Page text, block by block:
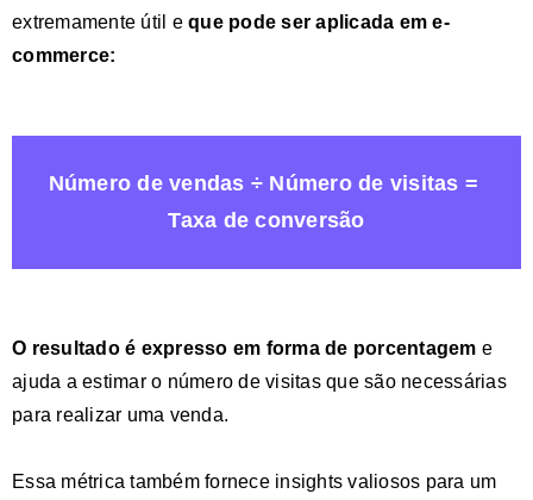
extremamente útil e que pode ser aplicada em e-
commerce:
Número de vendas ÷ Número de visitas =
Taxa de conversão
O resultado é expresso em forma de porcentagem e
ajuda a estimar o número de visitas que são necessárias
para realizar uma venda.
Essa métrica também fornece insights valiosos para um